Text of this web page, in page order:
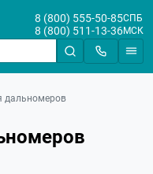
8 (800) 555-50-85СПБ
8 (800) 511-13-36МСК
дальномеров